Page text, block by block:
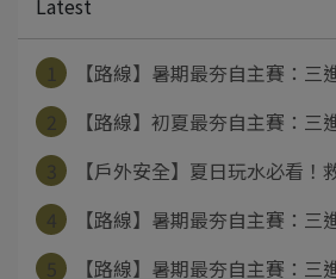
Latest
【路線】暑期最夯自主賽：
【路線】初夏最夯自主賽：
【戶外安全】夏日玩水必看
【路線】暑期最夯自主賽：
【路線】暑期最夯自主賽：